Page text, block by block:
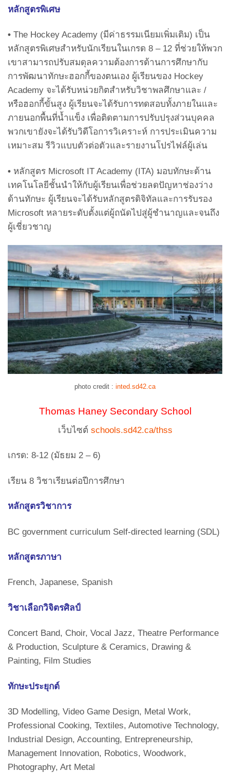
หลักสูตรพิเศษ
• The Hockey Academy (มีค่าธรรมเนียมเพิ่มเติม) เป็น
หลักสูตรพิเศษสำหรับนักเรียนในเกรด 8 – 12 ที่ช่วยให้พวก
เขาสามารถปรับสมดุลความต้องการด้านการศึกษากับ
การพัฒนาทักษะฮอกกี้ของตนเอง ผู้เรียนของ Hockey
Academy จะได้รับหน่วยกิตสำหรับวิชาพลศึกษาและ /
หรือฮอกกี้ขั้นสูง ผู้เรียนจะได้รับการทดสอบทั้งภายในและ
ภายนอกพื้นที่น้ำแข็ง เพื่อติดตามการปรับปรุงส่วนบุคคล
พวกเขายังจะได้รับวิดีโอการวิเคราะห์ การประเมินความ
เหมาะสม รีวิวแบบตัวต่อตัวและรายงานโปรไฟล์ผู้เล่น
• หลักสูตร Microsoft IT Academy (ITA) มอบทักษะด้าน
เทคโนโลยีชั้นนำให้กับผู้เรียนเพื่อช่วยลดปัญหาช่องว่าง
ด้านทักษะ ผู้เรียนจะได้รับหลักสูตรดิจิทัลและการรับรอง
Microsoft หลายระดับตั้งแต่ผู้ถนัดไปสู่ผู้ชำนาญและจนถึง
ผู้เชี่ยวชาญ
photo credit : inted.sd42.ca
Thomas Haney Secondary School
เว็บไซต์ schools.sd42.ca/thss
เกรด: 8-12 (มัธยม 2 – 6)
เรียน 8 วิชาเรียนต่อปีการศึกษา
หลักสูตรวิชาการ
BC government curriculum Self-directed learning (SDL)
หลักสูตรภาษา
French, Japanese, Spanish
วิชาเลือกวิจิตรศิลป์
Concert Band, Choir, Vocal Jazz, Theatre Performance
& Production, Sculpture & Ceramics, Drawing &
Painting, Film Studies
ทักษะประยุกต์
3D Modelling, Video Game Design, Metal Work,
Professional Cooking, Textiles, Automotive Technology,
Industrial Design, Accounting, Entrepreneurship,
Management Innovation, Robotics, Woodwork,
Photography, Art Metal